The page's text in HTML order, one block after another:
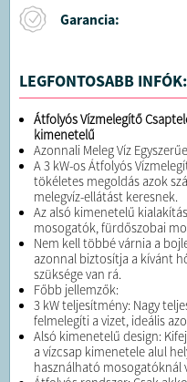
Garancia:
LEGFONTOSABB INFÓK:
Átfolyós Vízmelegítő
kimenetelű
Azonnali Meleg Víz
A 3 kW-os Átfolyós
tökéletes megoldás azok
melegvíz-ellátást keresnek.
Az alsó kimenetelű
mosogatók, fürdőszobai
Nem kell többé várnia a
azonnal biztosítja a kívánt
szüksége van rá.
Főbb jellemzők:
3 kW teljesítmény: Nagy
felmelegíti a vizet, ideális
Alsó kimenetelű design:
a vízcsap kimenetele alul
használható mosogatóknál